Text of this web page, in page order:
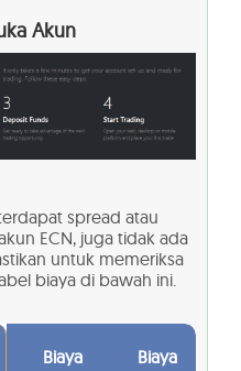
Akun
spread atau
ECN, juga tidak ada
untuk memeriksa
biaya di bawah ini.
Biaya
Biaya